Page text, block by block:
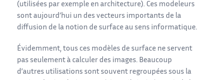
(utilisées par exemple en architecture). Ces modeleurs
sont aujourd’hui un des vecteurs importants de la
diffusion de la notion de surface au sens informatique.
Évidemment, tous ces modèles de surface ne servent
pas seulement à calculer des images. Beaucoup
d’autres utilisations sont souvent regroupées sous la